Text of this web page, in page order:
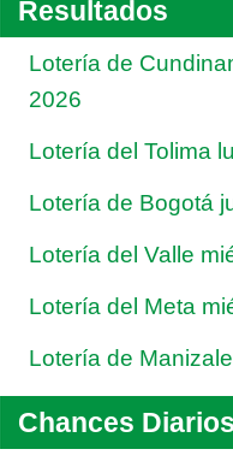
Resultados
Lotería de
2026
Lotería del Tolima
Lotería de Bogotá
Lotería del Valle
Lotería del Meta
Lotería de
Chances Diarios